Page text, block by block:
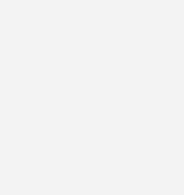
Teil 1
auf